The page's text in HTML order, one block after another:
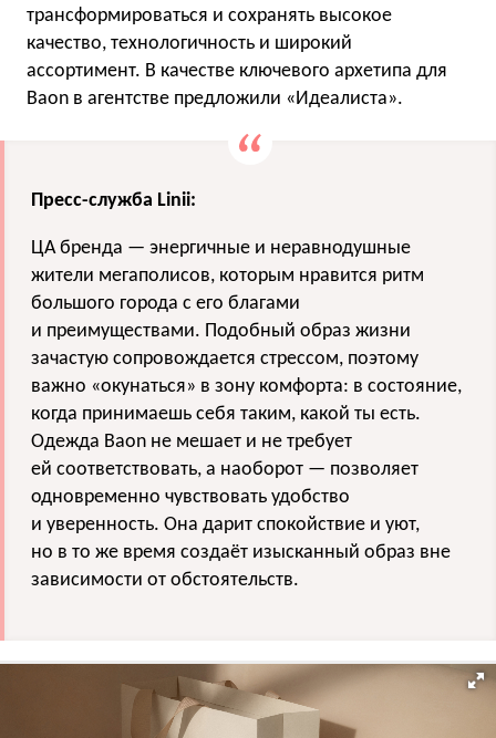
трансформироваться и сохранять высокое
качество, технологичность и широкий
ассортимент. В качестве ключевого архетипа для
Baon в агентстве предложили «Идеалиста».
Пресс-служба Linii:
ЦА бренда — энергичные и неравнодушные
жители мегаполисов, которым нравится ритм
большого города с его благами
и преимуществами. Подобный образ жизни
зачастую сопровождается стрессом, поэтому
важно «окунаться» в зону комфорта: в состояние,
когда принимаешь себя таким, какой ты есть.
Одежда Baon не мешает и не требует
ей соответствовать, а наоборот — позволяет
одновременно чувствовать удобство
и уверенность. Она дарит спокойствие и уют,
но в то же время создаёт изысканный образ вне
зависимости от обстоятельств.